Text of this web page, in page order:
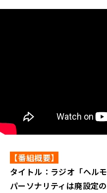
【番組概要】
タイトル：ラジオ「ヘル
パーソナリティは廃設定